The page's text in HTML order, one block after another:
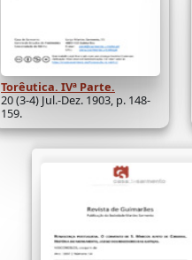
Torêutica. IVª Parte.
20 (3-4) Jul.-Dez. 1903, p. 148-
159.